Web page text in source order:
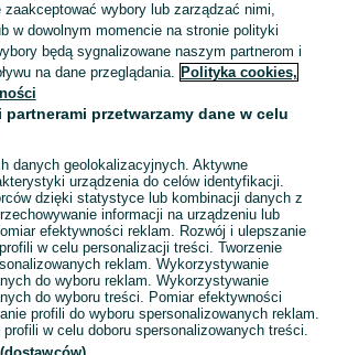
zaakceptować wybory lub zarządzać nimi,
w dowolnym momencie na stronie polityki
będą sygnalizowane naszym partnerom i
na dane przeglądania. Polityka cookies,
partnerami przetwarzamy dane w celu
danych geolokalizacyjnych. Aktywne
urządzenia do celów identyfikacji.
dzięki statystyce lub kombinacji danych z
informacji na urządzeniu lub
efektywności reklam. Rozwój i ulepszanie
w celu personalizacji treści. Tworzenie
reklam. Wykorzystywanie
do wyboru reklam. Wykorzystywanie
do wyboru treści. Pomiar efektywności
profili do wyboru spersonalizowanych reklam.
w celu doboru spersonalizowanych treści.